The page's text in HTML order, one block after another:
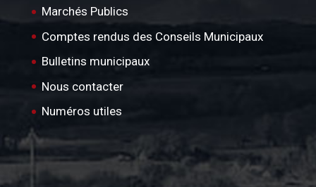
Marchés Publics
Comptes rendus des Conseils Municipaux
Bulletins municipaux
Nous contacter
Numéros utiles